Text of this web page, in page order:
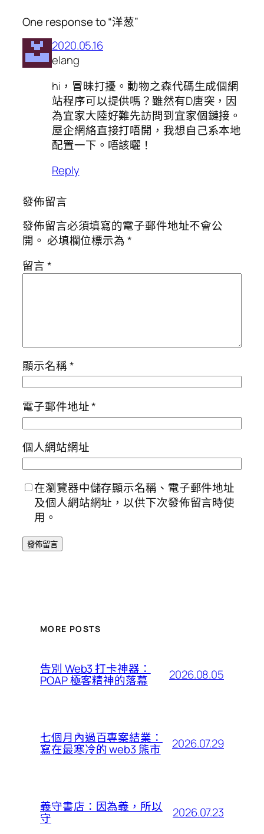
One response to “洋葱”
2020.05.16
elang
hi，冒昧打擾。動物之森代碼生成個網
站程序可以提供嗎？雖然有D唐突，因
為宜家大陸好難先訪問到宜家個鏈接。
屋企網絡直接打唔開，我想自己系本地
配置一下。唔該曬！
Reply
發佈留言
發佈留言必須填寫的電子郵件地址不會公
開。 必填欄位標示為*
留言*
顯示名稱*
電子郵件地址*
個人網站網址
在瀏覽器中儲存顯示名稱、電子郵件地址
及個人網站網址，以供下次發佈留言時使
用。
MORE POSTS
告別 Web3 打卡神器：
POAP 極客精神的落幕 2026.08.05
七個月內過百專案結業：
寫在最寒冷的 web3 熊市 2026.07.29
義守書店：因為義，所以
守 2026.07.23